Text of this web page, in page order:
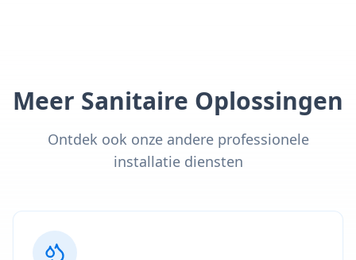
Meer Sanitaire Oplossingen
Ontdek ook onze andere professionele
installatie diensten